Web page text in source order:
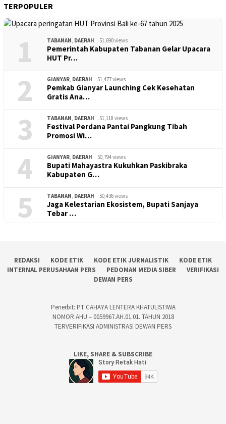
TERPOPULER
1 TABANAN DAERAH 51,690 views
Pemerintah Kabupaten Tabanan Gelar Upacara
HUT Pr…
2 GIANYAR DAERAH 51,477 views
Pemkab Gianyar Launching Cek Kesehatan
Gratis Ana…
3 TABANAN DAERAH 51,118 views
Festival Perdana Pantai Pangkung Tibah
Promosi Wi…
4 GIANYAR DAERAH 50,794 views
Bupati Mahayastra Kukuhkan Paskibraka
Kabupaten G…
5 TABANAN DAERAH 50,436 views
Jaga Kelestarian Ekosistem, Bupati Sanjaya
Tebar …
REDAKSI KODE ETIK KODE ETIK JURNALISTIK
KODE ETIK
INTERNAL PERUSAHAAN PERS
PEDOMAN MEDIA SIBER
VERIFIKASI
DEWAN PERS
Penerbit: PT CAHAYA LENTERA KHATULISTIWA
NOMOR AHU – 0059967.AH.01.01. TAHUN 2018
TERVERIFIKASI ADMINISTRASI DEWAN PERS
LIKE, SHARE & SUBSCRIBE